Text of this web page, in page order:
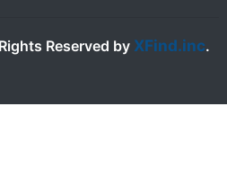
Reserved by XFind.inc.